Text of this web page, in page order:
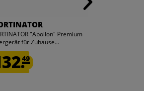
"Apollon" Premium
für Zuhause...
49